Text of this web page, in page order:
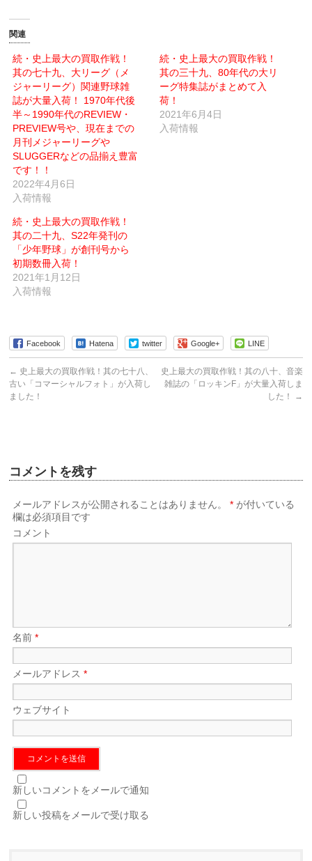
て
メ
ー
ル
送
信
(新
し
い
ウ
ィ
ン
ド
ウ
で
開
き
ま
す)
し
い
ウ
ィ
ン
ド
ウ
で
開
き
ま
す)
関連
続・史上最大の買取作戦！
其の七十九、大リーグ（メ
ジャーリーグ）関連野球雑
誌が大量入荷！ 1970年代後
半～1990年代のREVIEW・
PREVIEW号や、現在までの
月刊メジャーリーグや
SLUGGERなどの品揃え豊富
です！！
2022年4月6日
入荷情報
続・史上最大の買取作戦！
其の三十九、80年代の大リ
ーグ特集誌がまとめて入
荷！
2021年6月4日
入荷情報
続・史上最大の買取作戦！
其の二十九、S22年発刊の
「少年野球」が創刊号から
初期数冊入荷！
2021年1月12日
入荷情報
Facebook Hatena twitter Google+ LINE
← 史上最大の買取作戦！其の七十八、
古い「コマーシャルフォト」が入荷し
ました！
史上最大の買取作戦！其の八十、音楽
雑誌の「ロッキンF」が大量入荷しま
した！
→
コメントを残す
メールアドレスが公開されることはありません。 * が付いている
欄は必須項目です
コメント
名前*
メールアドレス*
ウェブサイト
新しいコメントをメールで通知
新しい投稿をメールで受け取る